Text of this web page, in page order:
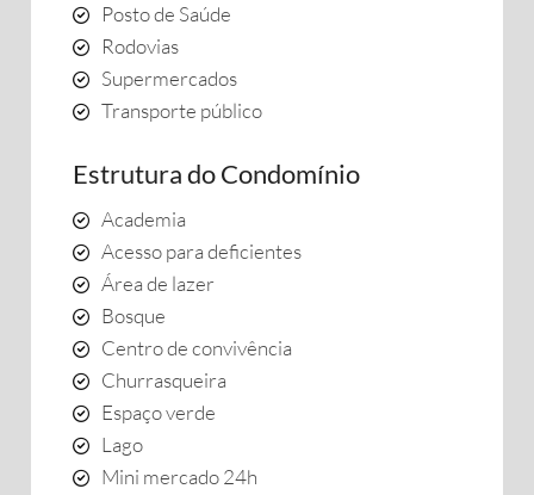
Posto de Saúde
Rodovias
Supermercados
Transporte público
Estrutura do Condomínio
Academia
Acesso para deficientes
Área de lazer
Bosque
Centro de convivência
Churrasqueira
Espaço verde
Lago
Mini mercado 24h